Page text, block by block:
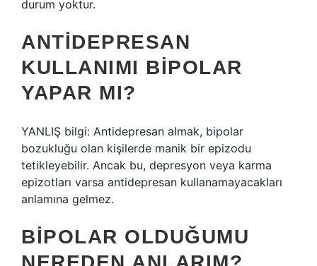
durum yoktur.
ANTIDEPRESAN
KULLANIMI BIPOLAR
YAPAR MI?
YANLIŞ bilgi: Antidepresan almak, bipolar
bozukluğu olan kişilerde manik bir epizodu
tetikleyebilir. Ancak bu, depresyon veya karma
epizotları varsa antidepresan kullanamayacakları
anlamına gelmez.
BIPOLAR OLDUĞUMU